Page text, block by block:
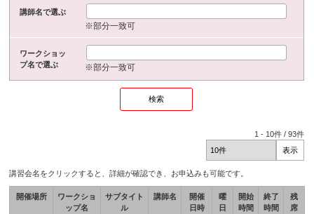
講師名で選ぶ
※部分一致可
ワークショッ
プ名で選ぶ
※部分一致可
1 - 10件 /93件
講習会名をクリックすると、詳細が確認でき、お申込みも可能です。
開催場所
ワークショ
ップ名
サブタイト
ル
講師名
開催
日時
曜
日
開始
時間
終了
時間
残
席